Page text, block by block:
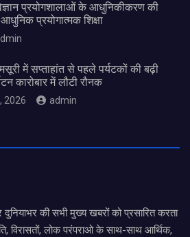
प्रयोगशालाओं के आधुनिकीकरण की
आधुनिक प्रयोगात्मक शिक्षा
में सप्ताहांत से पहले पर्यटकों की बढ़ी
कारोबार में लौटी रौनक
2026 admin
दुनियाभर की सभी मुख्य खबरों को प्रसारित करता
विरासतों, लोक परंपराओ के साथ-साथ आर्थिक,